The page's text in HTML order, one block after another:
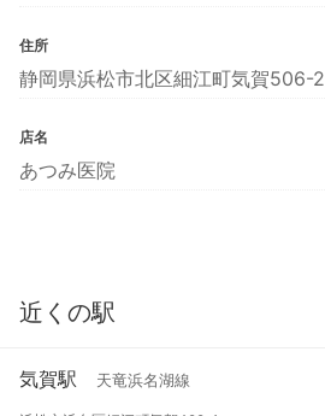
住所
静岡県浜松市北区細江町気賀506-2
店名
あつみ医院
近くの駅
気賀駅 天竜浜名湖線